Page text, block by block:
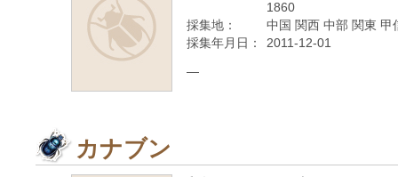
1860
採集地：
中国 関西 中部 関東
採集年月日：
2011-12-01
—
カナブン